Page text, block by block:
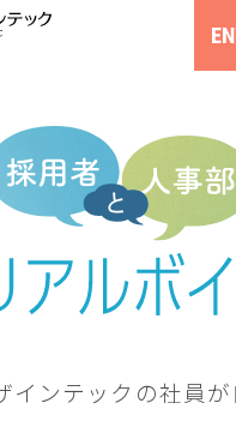
当メッセージ
インテックの社員